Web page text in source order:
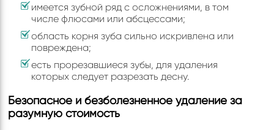
имеется зубной ряд с осложнениями, в том
числе флюсами или абсцессами;
область корня зуба сильно искривлена или
повреждена;
есть прорезавшиеся зубы, для удаления
которых следует разрезать десну.
Безопасное и безболезненное удаление за
разумную стоимость